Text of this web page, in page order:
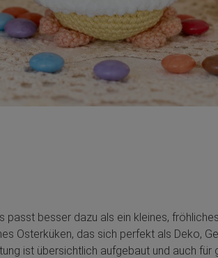
passt besser dazu als ein kleines,
Osterküken, das sich perfekt als Deko,
ist übersichtlich aufgebaut und auch für